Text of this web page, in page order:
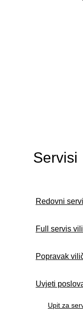
Servisi
Redovni
Full servis
Popravak
Uvjeti
Upit za